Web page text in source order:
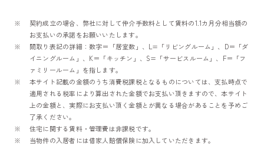
契約成立の場合、弊社に対して仲介手数料として賃料の1.1カ月分相当額の
お支払いの承諾をお願いいたします。
間取り表記の詳細：数字＝「居室数」、L=「リビングルーム」、D＝「ダ
イニングルーム」、K＝「キッチン」、S=「サービスルーム」、F＝「フ
ァミリールーム」を指します。
本サイト記載の金額のうち消費税課税となるものについては、支払時点で
適用される税率により算出された金額でお支払い頂きますので、本サイト
上の金額と、実際にお支払い頂く金額とが異なる場合があることを予めご
了承ください。
住宅に関する賃料・管理費は非課税です。
当物件の入居者には借家人賠償保険に加入していただきます。